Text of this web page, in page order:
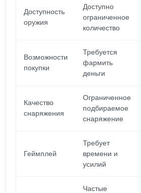
Доступность
оружия
Доступно
ограниченное
количество
Возможности
покупки
Требуется
фармить
деньги
Качество
снаряжения
Ограниченное
подбираемое
снаряжение
Геймплей
Требует
времени и
усилий
Частые